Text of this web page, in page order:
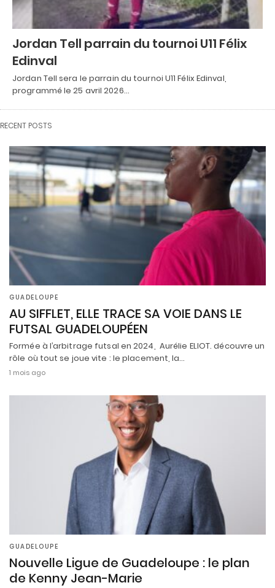
Jordan Tell parrain du tournoi U11 Félix
Edinval
Jordan Tell sera le parrain du tournoi U11 Félix Edinval,
programmé le 25 avril 2026…
RECENT POSTS
GUADELOUPE
AU SIFFLET, ELLE TRACE SA VOIE DANS LE
FUTSAL GUADELOUPÉEN
Formée à l’arbitrage futsal en 2024, Aurélie ELIOT. découvre un
rôle où tout se joue vite : le placement, la…
1 mois ago
GUADELOUPE
Nouvelle Ligue de Guadeloupe : le plan
de Kenny Jean-Marie